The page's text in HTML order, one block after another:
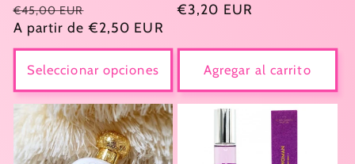
Precio
habitual
€45,00 EUR
de
oferta
A partir de €2,50 EUR
Seleccionar opciones
Precio
€3,20 EUR
Agregar al carrito